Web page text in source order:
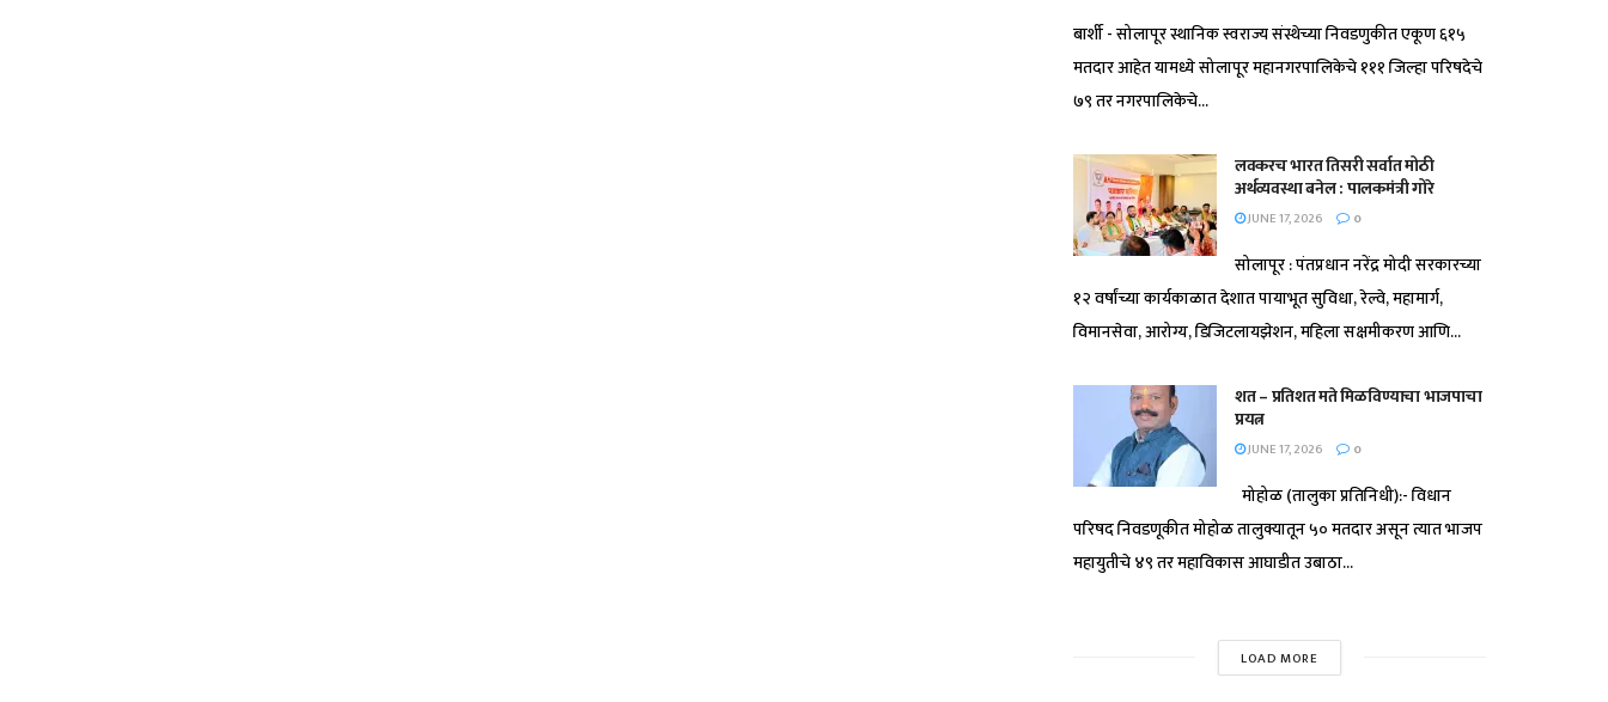
बार्शी - सोलापूर स्थानिक स्वराज्य संस्थेच्या निवडणुकीत एकूण ६१५
मतदार आहेत यामध्ये सोलापूर महानगरपालिकेचे १११ जिल्हा परिषदेचे
७९ तर नगरपालिकेचे...
लवकरच भारत तिसरी सर्वात मोठी
अर्थव्यवस्था बनेल : पालकमंत्री गोरे
JUNE 17, 2026 0
सोलापूर : पंतप्रधान नरेंद्र मोदी सरकारच्या
१२ वर्षांच्या कार्यकाळात देशात पायाभूत सुविधा, रेल्वे, महामार्ग,
विमानसेवा, आरोग्य, डिजिटलायझेशन, महिला सक्षमीकरण आणि...
शत – प्रतिशत मते मिळविण्याचा भाजपाचा
प्रयत्न
JUNE 17, 2026 0
मोहोळ (तालुका प्रतिनिधी):- विधान
परिषद निवडणूकीत मोहोळ तालुक्यातून ५० मतदार असून त्यात भाजप
महायुतीचे ४९ तर महाविकास आघाडीत उबाठा...
LOAD MORE